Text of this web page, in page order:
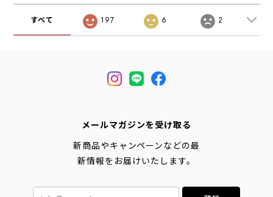
すべて 197 6 2
メールマガジンを受け取る
新商品やキャンペーンなどの最
新情報をお届けいたします。